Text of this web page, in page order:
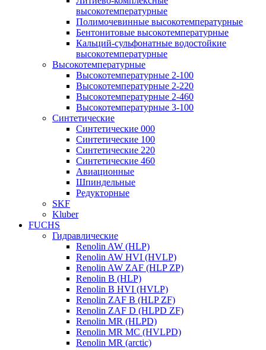
высокотемпературные
Полимочевинные высокотемпературные
Бентонитовые высокотемпературные
Кальций-сульфонатные водостойкие
высокотемпературные
Высокотемпературные
Высокотемпературные 2-100
Высокотемпературные 2-220
Высокотемпературные 2-460
Высокотемпературные 3-100
Синтетические
Синтетические 000
Синтетические 100
Синтетические 220
Синтетические 460
Авиационные
Шпиндельные
Редукторные
SKF
Kluber
FUCHS
Гидравлические
Renolin AW (HLP)
Renolin AW HVI (HVLP)
Renolin AW ZAF (HLP ZP)
Renolin B (HLP)
Renolin B HVI (HVLP)
Renolin ZAF B (HLP ZF)
Renolin ZAF D (HLPD ZF)
Renolin MR (HLPD)
Renolin MR MC (HVLPD)
Renolin MR (arctic)